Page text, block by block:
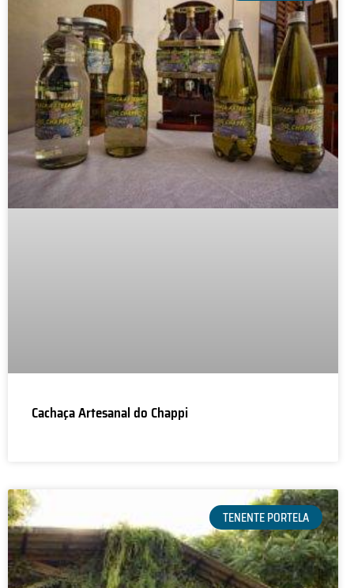
Cachaça Artesanal do Chappi
TENENTE PORTELA